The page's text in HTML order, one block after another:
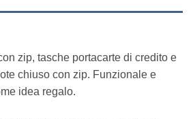
zip, tasche portacarte di credito e
chiuso con zip. Funzionale e
idea regalo.